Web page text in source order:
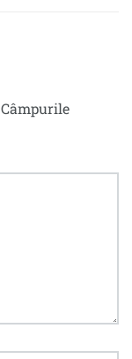
Câmpurile